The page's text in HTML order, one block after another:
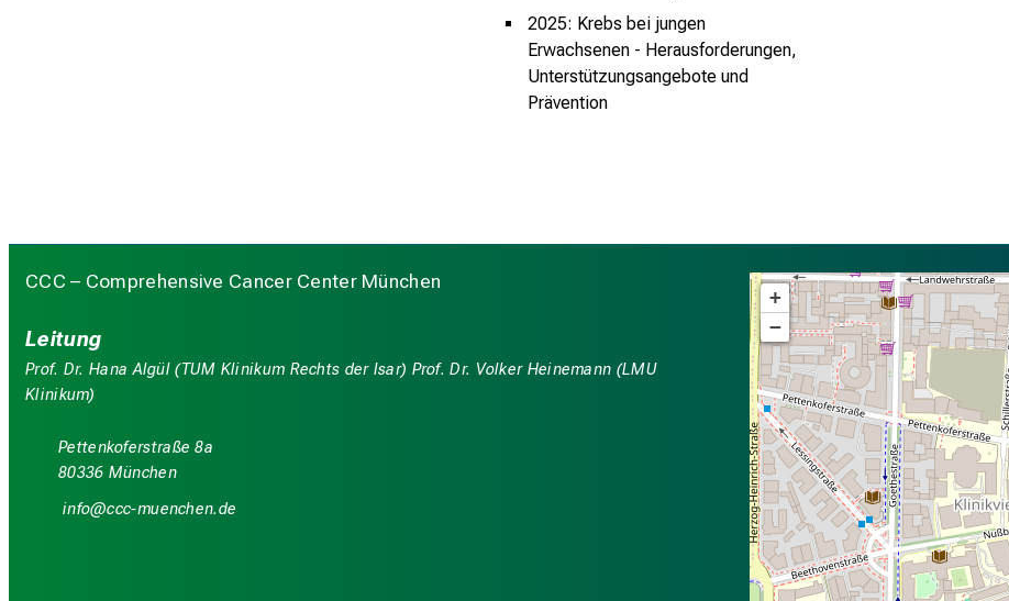
2025: Krebs bei jungen
Erwachsenen - Herausforderungen,
Unterstützungsangebote und
Prävention
CCC – Comprehensive Cancer Center München
Leitung
Prof. Dr. Hana Algül (TUM Klinikum Rechts der Isar) Prof. Dr. Volker Heinemann (LMU
Klinikum)
Pettenkoferstraße 8a
80336 München
luwü
yyy_vfSiuyziuemi
+
−